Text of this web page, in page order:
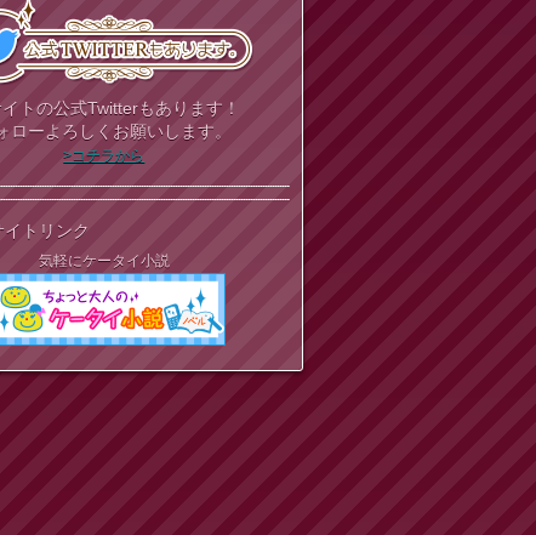
トの公式Twitterもあります！
ローよろしくお願いします。
>コチラから
イトリンク
気軽にケータイ小説